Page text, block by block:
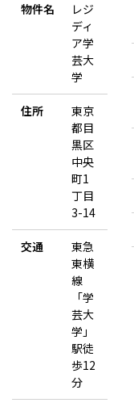
物件名
レジ
ディ
ア学
芸大
学
住所
東京
都目
黒区
中央
町1
丁目
3-14
交通
東急
東横
線
「学
芸大
学」
駅徒
歩12
分